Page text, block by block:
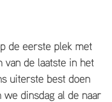
de eerste plek met
van de laatste in het
uiterste best doen
dinsdag al de naar